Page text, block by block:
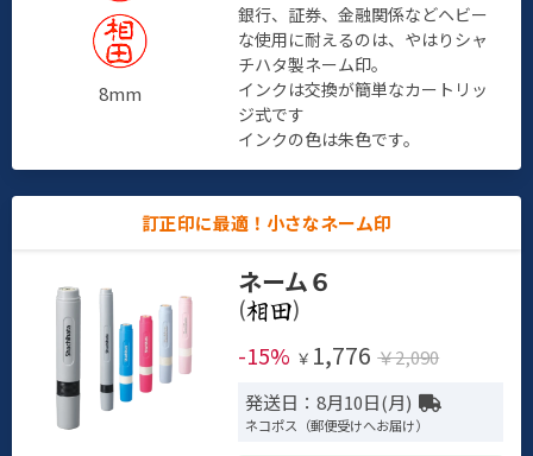
8mm
銀行、証券、金融関係などヘビー
な使用に耐えるのは、やはりシャ
チハタ製ネーム印。
インクは交換が簡単なカートリッ
ジ式です
インクの色は朱色です。
訂正印に最適！小さなネーム印
ネーム６
(
)
-15% ￥ 1,776 ￥2,090
発送日：8月10日(月)
ネコポス（郵便受けへお届け）